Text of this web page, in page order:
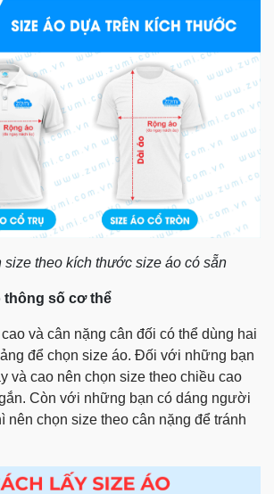
size theo kích thước size áo có sẵn
thông số cơ thể
và cân nặng cân đối có thể dùng hai
để chọn size áo. Đối với những bạn
và cao nên chọn size theo chiều cao
Còn với những bạn có dáng người
nên chọn size theo cân nặng để tránh